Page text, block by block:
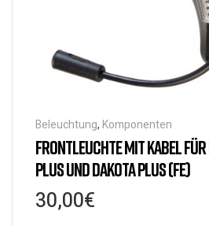
Beleuchtung, Komponenten
FRONTLEUCHTE MIT KABEL
PLUS UND DAKOTA PLUS (FE)
30,00€